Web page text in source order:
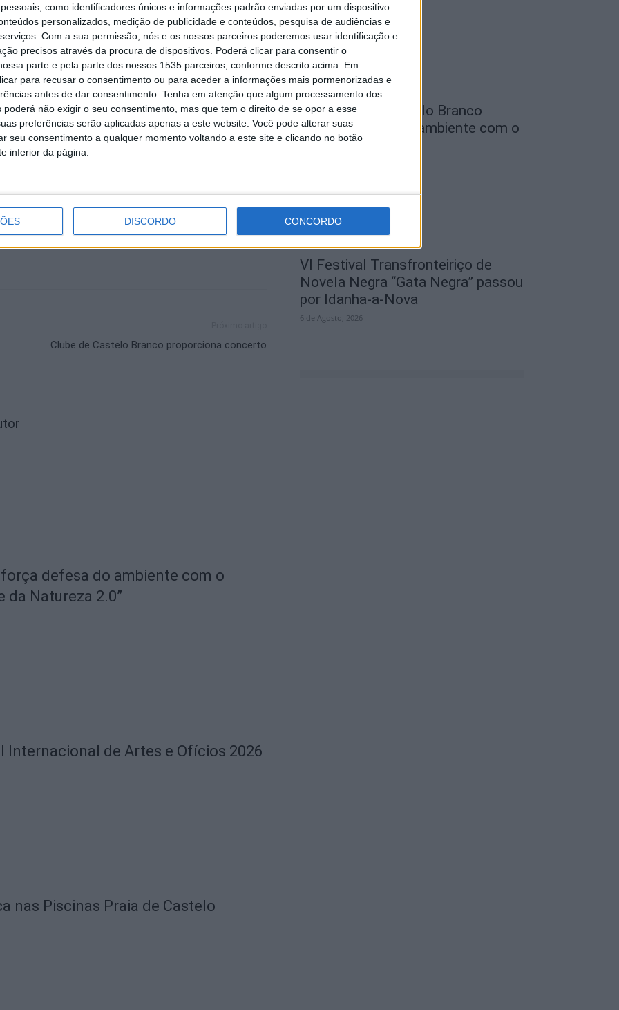
como identificadores únicos e informações padrão enviadas por um dispositivo
personalizados, medição de publicidade e conteúdos, pesquisa de audiências e
Com a sua permissão, nós e os nossos parceiros poderemos usar identificação e
precisos através da procura de dispositivos. Poderá clicar para consentir o
parte e pela parte dos nossos 1535 parceiros, conforme descrito acima. Em
para recusar o consentimento ou para aceder a informações mais pormenorizadas e
antes de dar consentimento. Tenha em atenção que algum processamento dos
poderá não exigir o seu consentimento, mas que tem o direito de se opor a esse
preferências serão aplicadas apenas a este website. Você pode alterar suas
seu consentimento a qualquer momento voltando a este site e clicando no botão
inferior da página.
DISCORDO CONCORDO
ao trabalho de criação e interpretação
oito peças em cada ano de projeto, interpretadas
uma emissão especial no dia 17 de dezembro,
de muita música, irá revisitar muitos dos
ao longo destes últimos doze meses.
Clube de Castelo Branco proporciona concerto
defesa do ambiente com o
da Natureza 2.0”
Internacional de Artes e Ofícios 2026
nas Piscinas Praia de Castelo
6 de Agosto, 2026
Município de Castelo Branco
reforça defesa do ambiente com o
projeto...
VI Festival Transfronteiriço de
Novela Negra “Gata Negra” passou
por Idanha-a-Nova
6 de Agosto, 2026